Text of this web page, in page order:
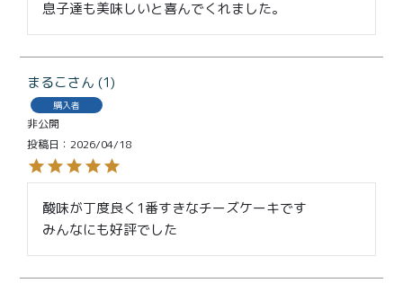
息子達も美味しいと喜んでくれました。
まるこ 1
購入者
非公開
投稿日
2026/04/18
酸味が丁度良く1番すきなチーズケーキです
みんなにも好評でした